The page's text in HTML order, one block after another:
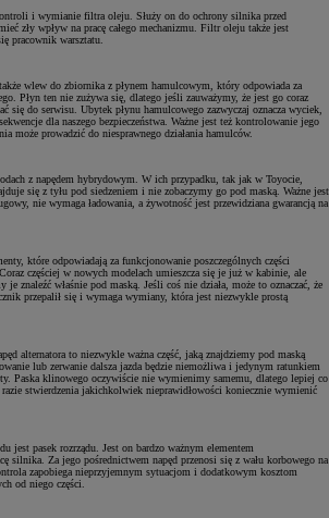
i wymianie filtra oleju. Służy on do ochrony silnika przed
zły wpływ na pracę całego mechanizmu. Filtr oleju także jest
pracownik warsztatu.
wlew do zbiornika z płynem hamulcowym, który odpowiada za
Płyn ten nie zużywa się, dlatego jeśli zauważymy, że jest go coraz
się do serwisu. Ubytek płynu hamulcowego zazwyczaj oznacza wyciek,
dla naszego bezpieczeństwa. Ważne jest też kontrolowanie jego
może prowadzić do niesprawnego działania hamulców.
z napędem hybrydowym. W ich przypadku, tak jak w Toyocie,
się z tyłu pod siedzeniem i nie zobaczymy go pod maską. Ważne jest
nie wymaga ładowania, a żywotność jest przewidziana gwarancją na
które odpowiadają za funkcjonowanie poszczególnych części
częściej w nowych modelach umieszcza się je już w kabinie, ale
je znaleźć właśnie pod maską. Jeśli coś nie działa, może to oznaczać, że
przepalił się i wymaga wymiany, która jest niezwykle prostą
alternatora to niezwykle ważna część, jaką znajdziemy pod maską
lub zerwanie dalsza jazda będzie niemożliwa i jedynym ratunkiem
Paska klinowego oczywiście nie wymienimy samemu, dlatego lepiej co
stwierdzenia jakichkolwiek nieprawidłowości koniecznie wymienić
jest pasek rozrządu. Jest on bardzo ważnym elementem
silnika. Za jego pośrednictwem napęd przenosi się z wału korbowego na
zapobiega nieprzyjemnym sytuacjom i dodatkowym kosztom
od niego części.